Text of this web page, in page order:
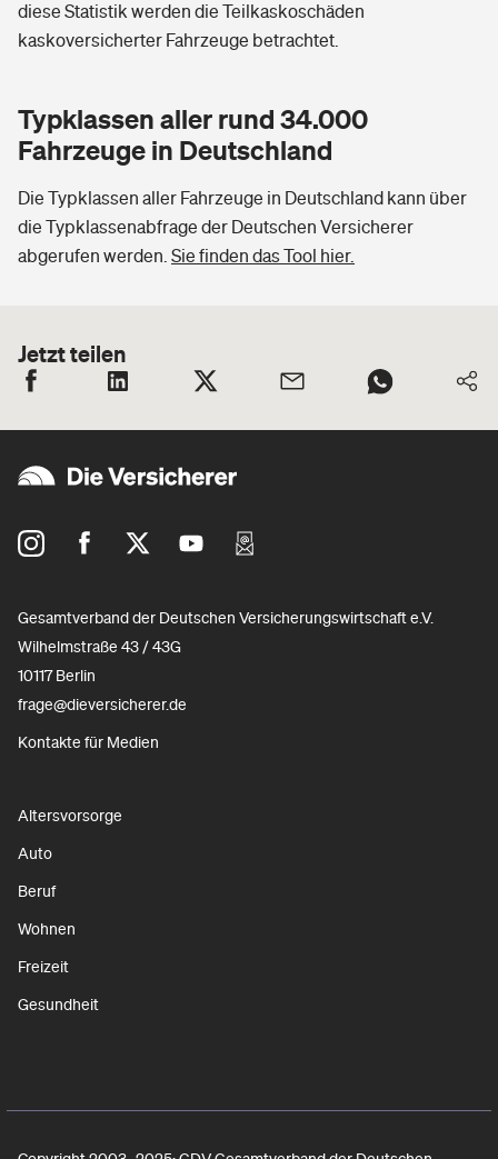
diese Statistik werden die Teilkaskoschäden
kaskoversicherter Fahrzeuge betrachtet.
Typklassen aller rund 34.000
Fahrzeuge in Deutschland
Die Typklassen aller Fahrzeuge in Deutschland kann über
die Typklassenabfrage der Deutschen Versicherer
abgerufen werden. Sie finden das Tool hier.
Jetzt teilen
Gesamtverband der Deutschen Versicherungswirtschaft e.V.
Wilhelmstraße 43 / 43G
10117 Berlin
frage@dieversicherer.de
Kontakte für Medien
Altersvorsorge
Auto
Beruf
Wohnen
Freizeit
Gesundheit